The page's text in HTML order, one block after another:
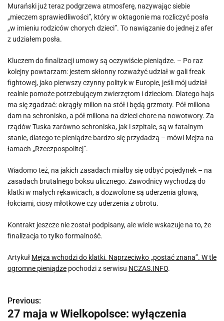
Murański już teraz podgrzewa atmosferę, nazywając siebie
„mieczem sprawiedliwości”, który w oktagonie ma rozliczyć posła
„w imieniu rodziców chorych dzieci”. To nawiązanie do jednej z afer
z udziałem posła.
Kluczem do finalizacji umowy są oczywiście pieniądze. – Po raz
kolejny powtarzam: jestem skłonny rozważyć udział w gali freak
fightowej, jako pierwszy czynny polityk w Europie, jeśli mój udział
realnie pomoże potrzebującym zwierzętom i dzieciom. Dlatego hajs
ma się zgadzać: okrągły milion na stół i będą grzmoty. Pół miliona
dam na schronisko, a pół miliona na dzieci chore na nowotwory. Za
rządów Tuska zarówno schroniska, jak i szpitale, są w fatalnym
stanie, dlatego te pieniądze bardzo się przydadzą – mówi Mejza na
łamach „Rzeczpospolitej”.
Wiadomo też, na jakich zasadach miałby się odbyć pojedynek – na
zasadach brutalnego boksu ulicznego. Zawodnicy wychodzą do
klatki w małych rękawicach, a dozwolone są uderzenia głową,
łokciami, ciosy młotkowe czy uderzenia z obrotu.
Kontrakt jeszcze nie został podpisany, ale wiele wskazuje na to, że
finalizacja to tylko formalność.
Artykuł Mejza wchodzi do klatki. Naprzeciwko „postać znana”. W tle
ogromne pieniądze pochodzi z serwisu NCZAS.INFO.
N
Previous:
27 maja w Wielkopolsce: wyłączenia